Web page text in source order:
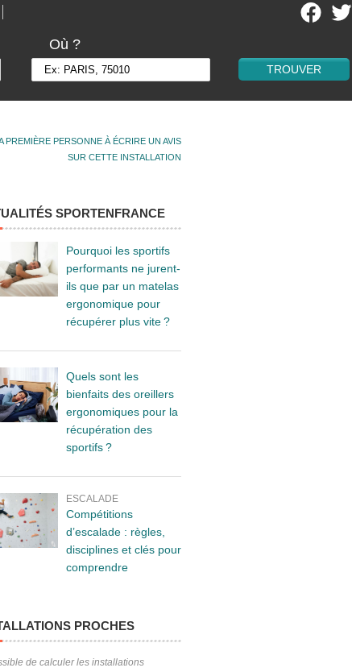
Où ?
PREMIÈRE PERSONNE À ÉCRIRE UN AVIS
SUR CETTE INSTALLATION
SPORTENFRANCE
Pourquoi les sportifs
performants ne jurent-
ils que par un matelas
ergonomique pour
récupérer plus vite ?
Quels sont les
bienfaits des oreillers
ergonomiques pour la
récupération des
sportifs ?
ESCALADE
Compétitions
d’escalade : règles,
disciplines et clés pour
comprendre
PROCHES
de calculer les installations